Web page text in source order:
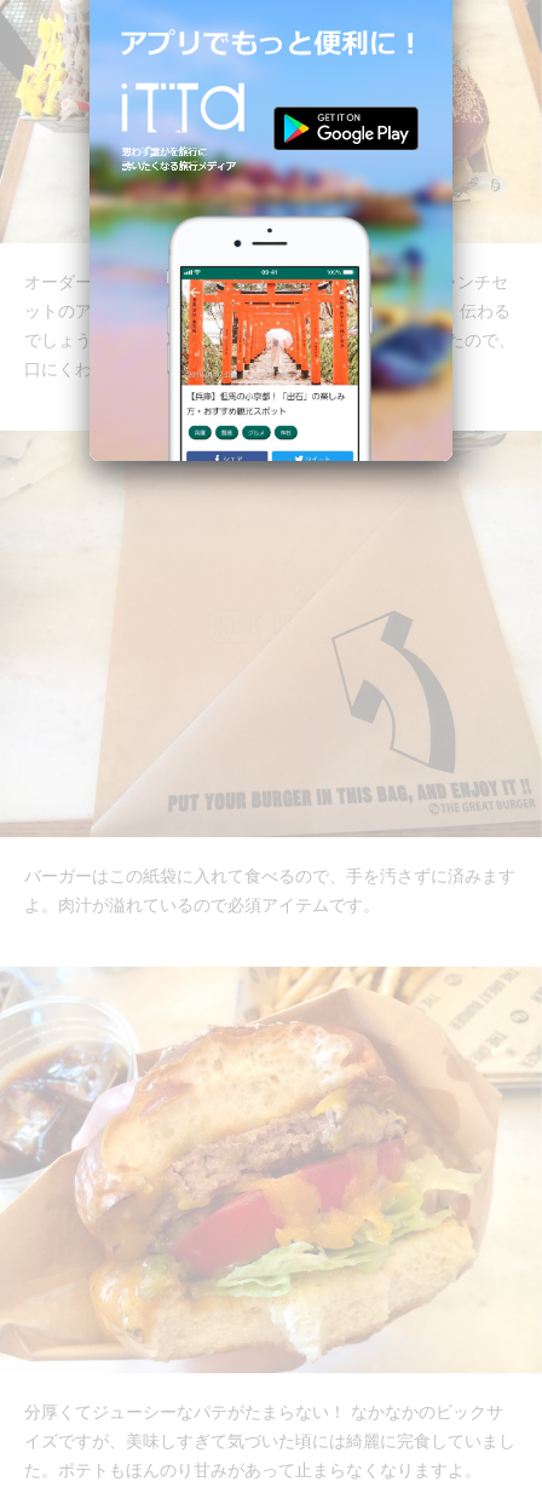
オーダーしたのは、チーズバーガー（税抜1,200円）とランチセ
ットのアイスコーヒー（＋200円）。このボリューム感、伝わる
でしょうか？ちなみにドリンク用のストローが紙製だったので、
口にくわえた瞬間びっくりしました。
バーガーはこの紙袋に入れて食べるので、手を汚さずに済みます
よ。肉汁が溢れているので必須アイテムです。
分厚くてジューシーなパテがたまらない！ なかなかのビックサ
イズですが、美味しすぎて気づいた頃には綺麗に完食していまし
た。ポテトもほんのり甘みがあって止まらなくなりますよ。